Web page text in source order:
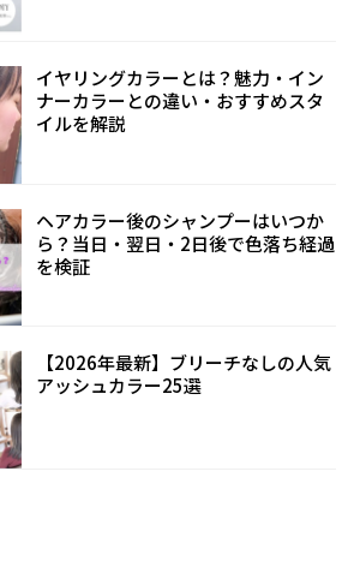
イヤリングカラーとは？魅力・イン
ナーカラーとの違い・おすすめスタ
イルを解説
ヘアカラー後のシャンプーはいつか
ら？当日・翌日・2日後で色落ち経過
を検証
【2026年最新】ブリーチなしの人気
アッシュカラー25選